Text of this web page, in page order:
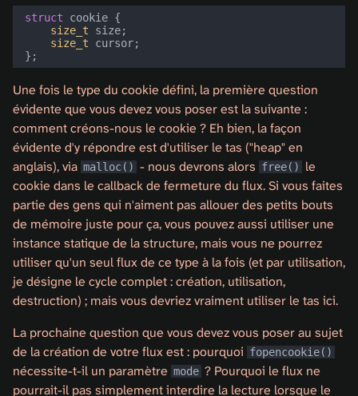
struct cookie {
size_t
size;
size_t
cursor;
};
Une fois le type du cookie défini, la première question
évidente que vous devez vous poser est la suivante :
comment créons-nous le cookie ? Eh bien, la façon
évidente d'y répondre est d'utiliser le tas ("heap" en
anglais), via malloc() - nous devrons alors free()
le
cookie dans le callback de fermeture du flux. Si vous faites
partie des gens qui n'aiment pas allouer des petits bouts
de mémoire juste pour ça, vous pouvez aussi utiliser une
instance statique de la structure, mais vous ne pourrez
utiliser qu'un seul flux de ce type à la fois (et par utilisation,
je désigne le cycle complet : création, utilisation,
destruction) ; mais vous devriez vraiment utiliser le tas ici.
La prochaine question que vous devez vous poser au sujet
de la création de votre flux est : pourquoi fopencookie()
nécessite-t-il un paramètre mode ? Pourquoi le flux ne
pourrait-il pas simplement interdire la lecture lorsque le